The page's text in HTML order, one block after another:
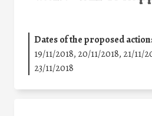
Dates of the proposed action:
19/11/2018, 20/11/2018, 21/11/
23/11/2018